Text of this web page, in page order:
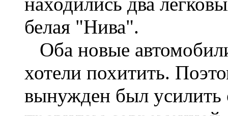
белая "Нива".
Оба новые
хотели похитить.
вынужден был усилить